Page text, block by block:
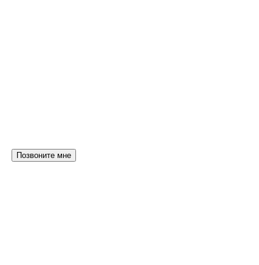
Позвоните мне